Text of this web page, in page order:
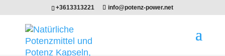
+3613313221 info@potenz-power.net